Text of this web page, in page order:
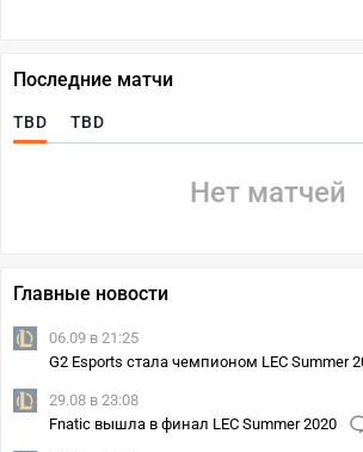
Последние матчи
TBD TBD
Нет матчей
Главные новости
06.09 в 21:25
G2 Esports стала чемпионом LEC Summer
29.08 в 23:08
Fnatic вышла в финал LEC Summer 2020